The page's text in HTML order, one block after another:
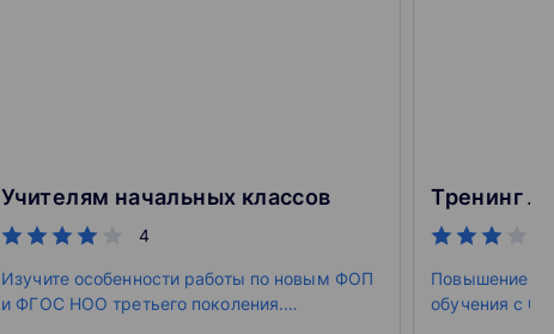
Учителям начальных классов
4
Изучите особенности работы по новым ФОП
и ФГОС НОО третьего поколения.
Повышение
обучения c